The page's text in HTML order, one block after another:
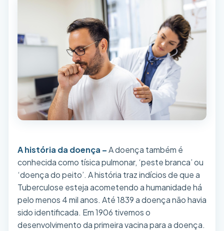
A história da doença –A doença também é
conhecida como tísica pulmonar, ‘peste branca’ ou
‘doença do peito’. A história traz indícios de que a
Tuberculose esteja acometendo a humanidade há
pelo menos 4 mil anos. Até 1839 a doença não havia
sido identificada. Em 1906 tivemos o
desenvolvimento da primeira vacina para a doença.